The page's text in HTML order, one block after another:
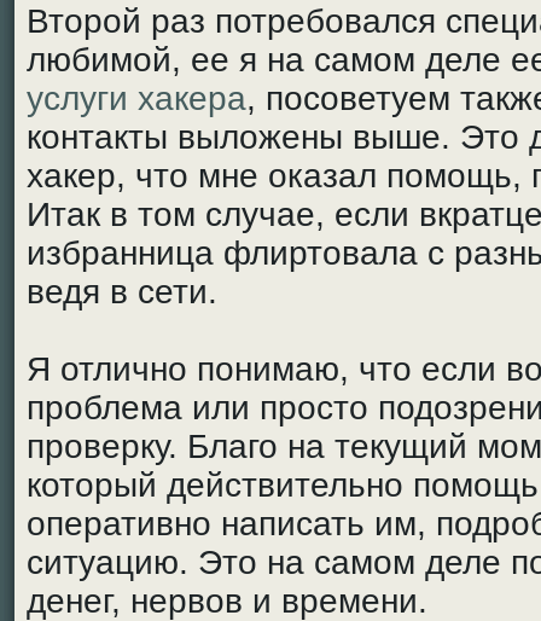
Второй раз потребовался
любимой, ее я на самом деле
услуги хакера, посоветуем
контакты выложены выше. Это
хакер, что мне оказал помощь,
Итак в том случае, если
избранница флиртовала с
ведя в сети.
Я отлично понимаю, что если
проблема или просто
проверку. Благо на текущий
который действительно
оперативно написать им,
ситуацию. Это на самом деле
денег, нервов и времени.